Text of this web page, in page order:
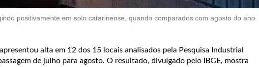
positivamente em solo catarinense, quando comparados com agosto do ano
alta em 12 dos 15 locais analisados pela Pesquisa Industrial
de julho para agosto. O resultado, divulgado pelo IBGE, mostra